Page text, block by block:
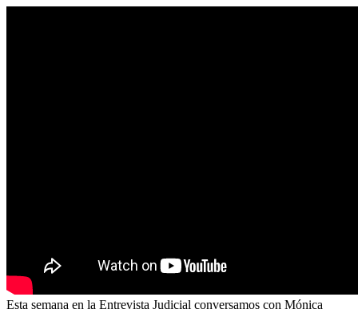
Esta semana en la Entrevista Judicial conversamos con Mónica